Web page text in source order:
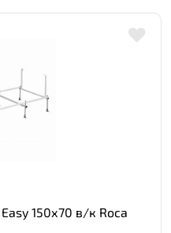
150х70 в/к Roca